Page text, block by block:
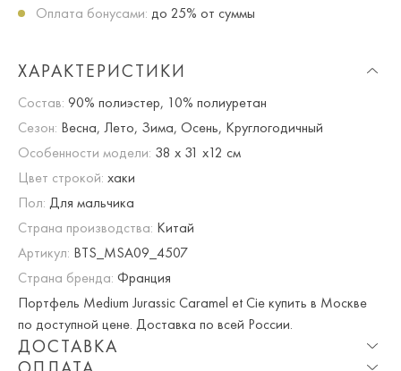
Оплата бонусами: до 25% от суммы
ХАРАКТЕРИСТИКИ
Состав: 90% полиэстер, 10% полиуретан
Сезон: Весна, Лето, Зима, Осень, Круглогодичный
Особенности модели: 38 x 31 x12 см
Цвет строкой: хаки
Пол: Для мальчика
Страна производства: Китай
Артикул: BTS_MSA09_4507
Страна бренда: Франция
Портфель Medium Jurassic Caramel et Cie купить в Москве
по доступной цене. Доставка по всей России.
ДОСТАВКА